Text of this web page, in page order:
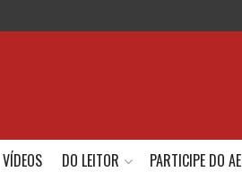
VÍDEOS DO LEITOR PARTICIPE DO AE